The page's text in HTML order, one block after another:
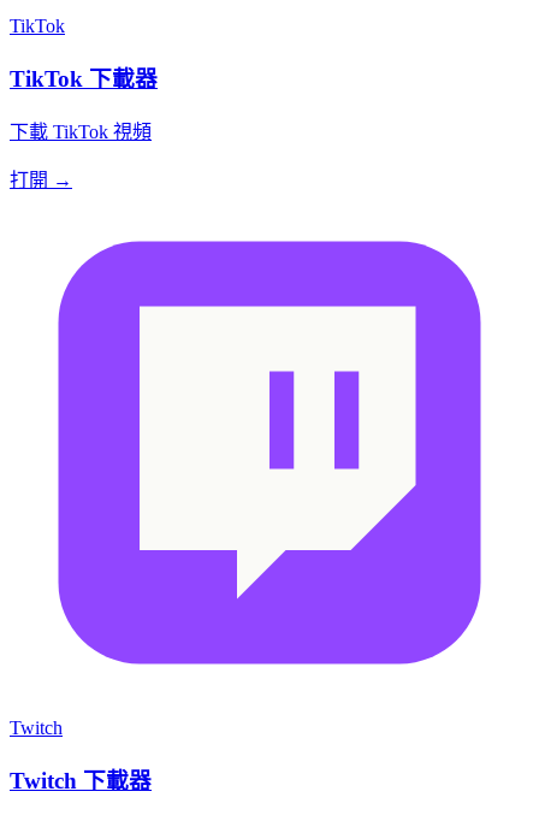
TikTok
TikTok 下載器
下載 TikTok 視頻
打開 →
Twitch
Twitch 下載器